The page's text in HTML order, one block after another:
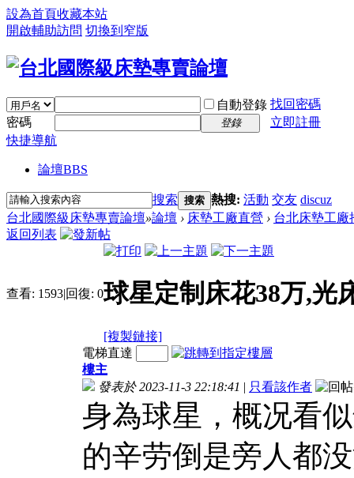
設為首頁收藏本站
開啟輔助訪問 切換到窄版
自動登錄 找回密碼
密碼
登錄
立即註冊
快捷導航
論壇BBS
搜索 搜索 熱搜: 活動 交友 discuz
台北國際級床墊專賣論壇»論壇 › 床墊工廠直營 › 台北床墊工廠
返回列表
查看: 1593|回復: 0球星定制床花38万,光
[複製鏈接]
電梯直達
樓主
發表於 2023-11-3 22:18:41 | 只看該作者
身為球星，概况看
的辛劳倒是旁人都